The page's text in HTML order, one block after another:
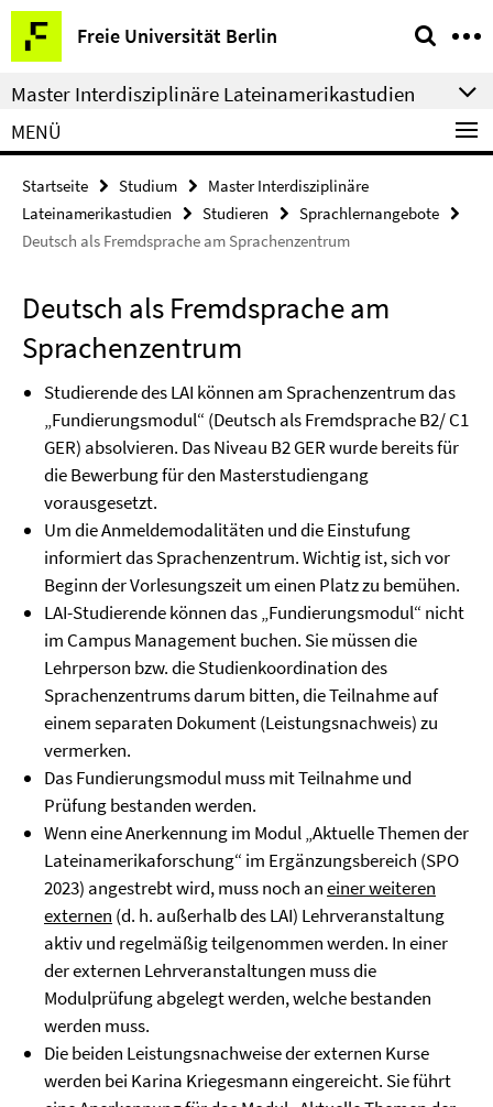
Springe
direkt
zu
Inhalt
Freie Universität Berlin
Service-
Navigation
Master Interdisziplinäre Lateinamerikastudien
MENÜ
Startseite Studium
Master Interdisziplinäre
Lateinamerikastudien
Studieren
Sprachlernangebote
Deutsch als Fremdsprache am Sprachenzentrum
Deutsch als Fremdsprache am
Sprachenzentrum
Studierende des LAI können am Sprachenzentrum das
„Fundierungsmodul“ (Deutsch als Fremdsprache B2/ C1
GER) absolvieren. Das Niveau B2 GER wurde bereits für
die Bewerbung für den Masterstudiengang
vorausgesetzt.
Um die Anmeldemodalitäten und die Einstufung
informiert das Sprachenzentrum. Wichtig ist, sich vor
Beginn der Vorlesungszeit um einen Platz zu bemühen.
LAI-Studierende können das „Fundierungsmodul“ nicht
im Campus Management buchen. Sie müssen die
Lehrperson bzw. die Studienkoordination des
Sprachenzentrums darum bitten, die Teilnahme auf
einem separaten Dokument (Leistungsnachweis) zu
vermerken.
Das Fundierungsmodul muss mit Teilnahme und
Prüfung bestanden werden.
Wenn eine Anerkennung im Modul „Aktuelle Themen der
Lateinamerikaforschung“ im Ergänzungsbereich (SPO
2023) angestrebt wird, muss noch aneiner weiteren
externen (d. h. außerhalb des LAI) Lehrveranstaltung
aktiv und regelmäßig teilgenommen werden. In einer
der externen Lehrveranstaltungen muss die
Modulprüfung abgelegt werden, welche bestanden
werden muss.
Die beiden Leistungsnachweise der externen Kurse
werden bei Karina Kriegesmann eingereicht. Sie führt